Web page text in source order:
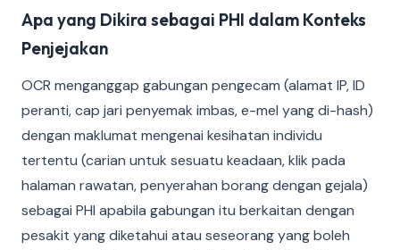
Apa yang Dikira sebagai PHI dalam Konteks
Penjejakan
OCR menganggap gabungan pengecam (alamat IP, ID
peranti, cap jari penyemak imbas, e-mel yang di-hash)
dengan maklumat mengenai kesihatan individu
tertentu (carian untuk sesuatu keadaan, klik pada
halaman rawatan, penyerahan borang dengan gejala)
sebagai PHI apabila gabungan itu berkaitan dengan
pesakit yang diketahui atau seseorang yang boleh